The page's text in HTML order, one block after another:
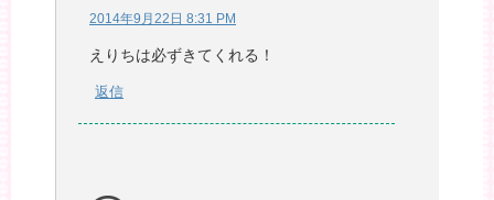
2014年9月22日 8:31 PM
えりちは必ずきてくれる！
返信